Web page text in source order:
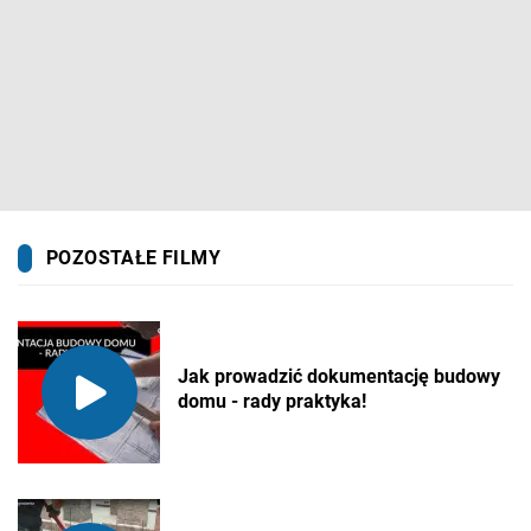
POZOSTAŁE FILMY
Jak prowadzić dokumentację budowy
domu - rady praktyka!